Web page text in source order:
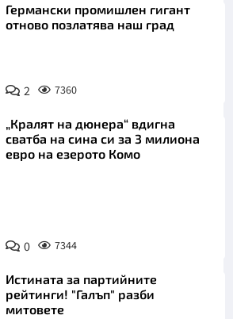
Германски промишлен гигант
отново позлатява наш град
2 7360
„Кралят на дюнера“ вдигна
сватба на сина си за 3 милиона
евро на езерото Комо
0 7344
Истината за партийните
рейтинги! "Галъп" разби
митовете